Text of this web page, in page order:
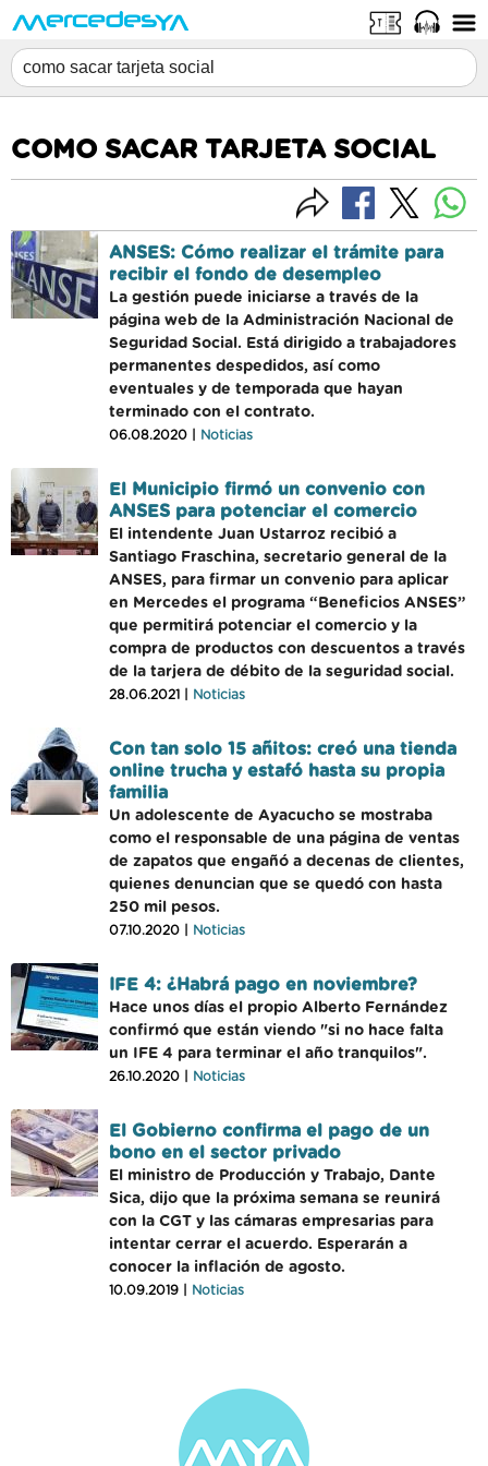
COMO SACAR TARJETA SOCIAL
ANSES: Cómo realizar el trámite para
recibir el fondo de desempleo
La gestión puede iniciarse a través de la
página web de la Administración Nacional de
Seguridad Social. Está dirigido a trabajadores
permanentes despedidos, así como
eventuales y de temporada que hayan
terminado con el contrato.
06.08.2020 | Noticias
El Municipio firmó un convenio con
ANSES para potenciar el comercio
El intendente Juan Ustarroz recibió a
Santiago Fraschina, secretario general de la
ANSES, para firmar un convenio para aplicar
en Mercedes el programa “Beneficios ANSES”
que permitirá potenciar el comercio y la
compra de productos con descuentos a través
de la tarjera de débito de la seguridad social.
28.06.2021 | Noticias
Con tan solo 15 añitos: creó una tienda
online trucha y estafó hasta su propia
familia
Un adolescente de Ayacucho se mostraba
como el responsable de una página de ventas
de zapatos que engañó a decenas de clientes,
quienes denuncian que se quedó con hasta
250 mil pesos.
07.10.2020 | Noticias
IFE 4: ¿Habrá pago en noviembre?
Hace unos días el propio Alberto Fernández
confirmó que están viendo "si no hace falta
un IFE 4 para terminar el año tranquilos".
26.10.2020 | Noticias
El Gobierno confirma el pago de un
bono en el sector privado
El ministro de Producción y Trabajo, Dante
Sica, dijo que la próxima semana se reunirá
con la CGT y las cámaras empresarias para
intentar cerrar el acuerdo. Esperarán a
conocer la inflación de agosto.
10.09.2019 | Noticias